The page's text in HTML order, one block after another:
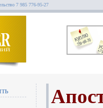
7 985 776-95-27